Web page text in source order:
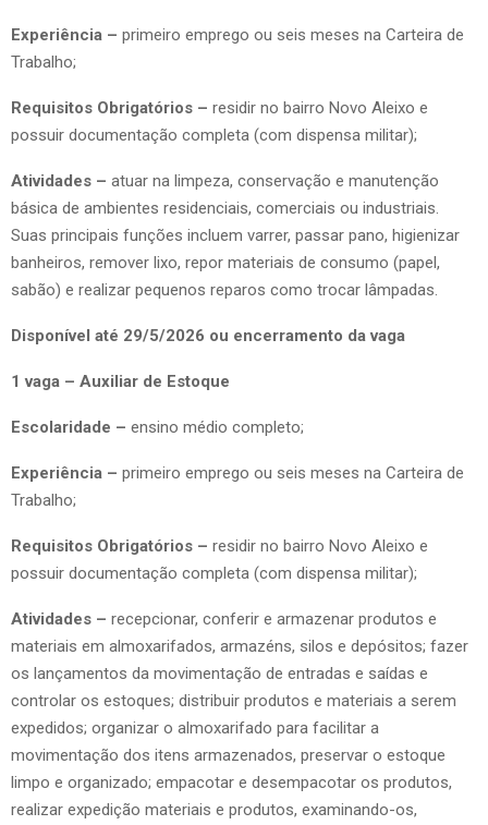
Experiência – primeiro emprego ou seis meses na Carteira de
Trabalho;
Requisitos Obrigatórios – residir no bairro Novo Aleixo e
possuir documentação completa (com dispensa militar);
Atividades – atuar na limpeza, conservação e manutenção
básica de ambientes residenciais, comerciais ou industriais.
Suas principais funções incluem varrer, passar pano, higienizar
banheiros, remover lixo, repor materiais de consumo (papel,
sabão) e realizar pequenos reparos como trocar lâmpadas.
Disponível até 29/5/2026 ou encerramento da vaga
1 vaga – Auxiliar de Estoque
Escolaridade – ensino médio completo;
Experiência – primeiro emprego ou seis meses na Carteira de
Trabalho;
Requisitos Obrigatórios – residir no bairro Novo Aleixo e
possuir documentação completa (com dispensa militar);
Atividades – recepcionar, conferir e armazenar produtos e
materiais em almoxarifados, armazéns, silos e depósitos; fazer
os lançamentos da movimentação de entradas e saídas e
controlar os estoques; distribuir produtos e materiais a serem
expedidos; organizar o almoxarifado para facilitar a
movimentação dos itens armazenados, preservar o estoque
limpo e organizado; empacotar e desempacotar os produtos,
realizar expedição materiais e produtos, examinando-os,